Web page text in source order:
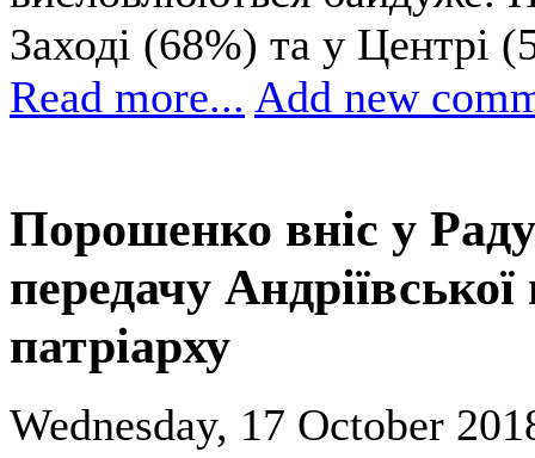
Заході (68%) та у Центрі
Read more... Add new
Порошенко вніс у
передачу
патріарху
Wednesday, 17 October